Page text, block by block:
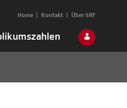
Home Kontakt Über SRF